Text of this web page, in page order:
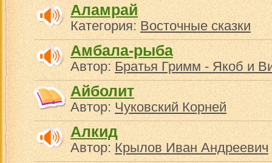
Аламрай
Категория:Восточные сказки
Амбала-рыба
Автор:Братья Гримм - Якоб и
Айболит
Автор:Чуковский Корней
Алкид
Автор:Крылов Иван Андреевич